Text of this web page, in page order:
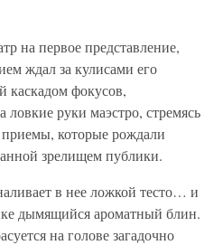
на первое представление,
ждал за кулисами его
каскадом фокусов,
руки маэстро, стремясь
которые рождали
зрелищем публики.
в нее ложкой тесто… и
дымящийся ароматный блин.
на голове загадочно